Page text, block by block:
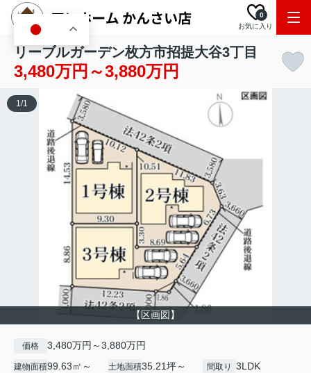
お気に入り
0
リーブルガーデン枚方市招提大谷3丁目
3,480万円～3,880万円
【区画図】
1/1
価格 3,480万円～3,880万円
建物面積99.63㎡～
土地面積35.21坪～
間取り 3LDK